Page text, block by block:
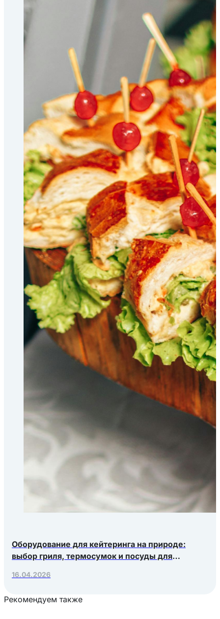
Оборудование для кейтеринга на природе:
выбор гриля, термосумок и посуды для
16.04.2026
Рекомендуем также
Загрузка товаров